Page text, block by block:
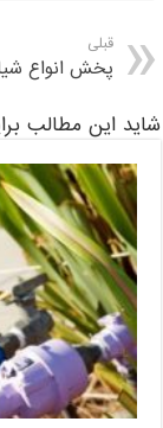
قبلی
پخش انواع
شاید این مطالب